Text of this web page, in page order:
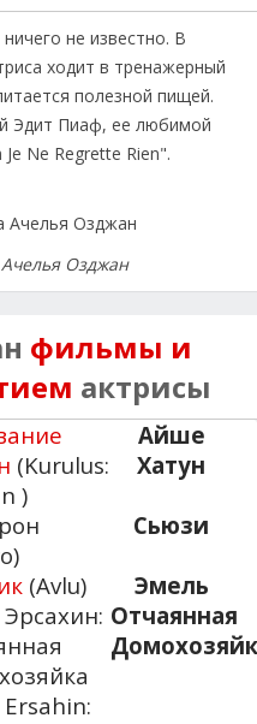
не известно. В
ходит в тренажерный
полезной пищей.
Эдит Пиаф, ее любимой
Ne Regrette Rien".
Ачелья Озджан
фильмы и
актрисы
(Kurulus:
)
Айше
Хатун
Сьюзи
(Avlu)
Эмель
Отчаянная